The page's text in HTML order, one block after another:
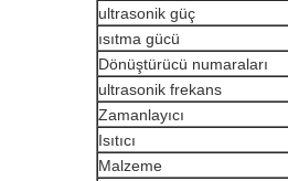
ultrasonik güç
ısıtma gücü
Dönüştürücü numaraları
ultrasonik frekans
Zamanlayıcı
Isıtıcı
Malzeme